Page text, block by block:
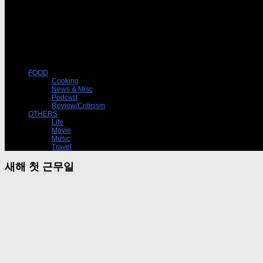
FOOD
Cooking
News & Misc
Podcast
Review/Criticism
OTHERS
Life
Movie
Music
Travel
새해 첫 근무일